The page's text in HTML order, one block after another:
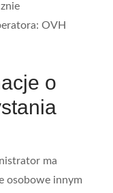
OVH
o
ma
osobowe innym